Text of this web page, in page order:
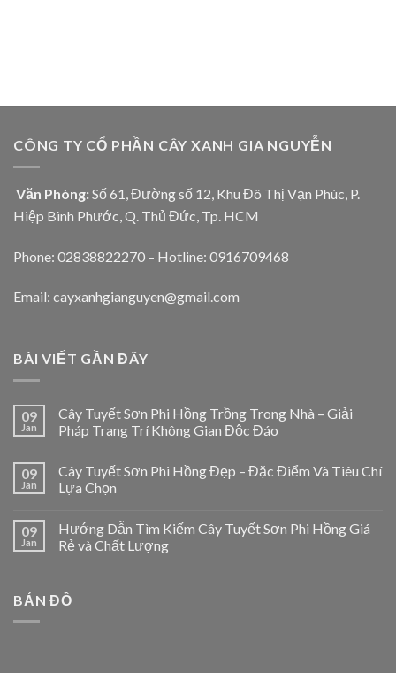
CÔNG TY CỔ PHẦN CÂY XANH GIA NGUYỄN
Văn Phòng: Số 61, Đường số 12, Khu Đô Thị Vạn Phúc, P.
Hiệp Bình Phước, Q. Thủ Đức, Tp. HCM
Phone: 02838822270 – Hotline: 0916709468
Email: cayxanhgianguyen@gmail.com
BÀI VIẾT GẦN ĐÂY
09
Jan
Cây Tuyết Sơn Phi Hồng Trồng Trong Nhà – Giải
Pháp Trang Trí Không Gian Độc Đáo
09
Jan
Cây Tuyết Sơn Phi Hồng Đẹp – Đặc Điểm Và Tiêu Chí
Lựa Chọn
09
Jan
Hướng Dẫn Tìm Kiếm Cây Tuyết Sơn Phi Hồng Giá
Rẻ và Chất Lượng
BẢN ĐỒ